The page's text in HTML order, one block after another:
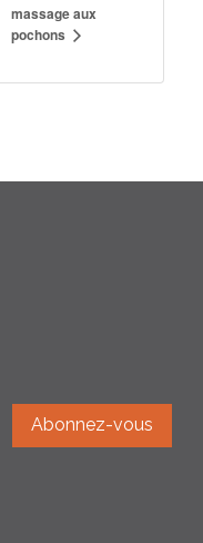
massage aux
pochons